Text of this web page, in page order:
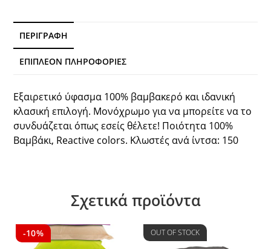
ΠΕΡΙΓΡΑΦΉ
ΕΠΙΠΛΈΟΝ ΠΛΗΡΟΦΟΡΊΕΣ
Εξαιρετικό ύφασμα 100% βαμβακερό και ιδανική
κλασική επιλογή. Μονόχρωμο για να μπορείτε να το
συνδυάζεται όπως εσείς θέλετε! Ποιότητα 100%
Βαμβάκι, Reactive colors. Κλωστές ανά ίντσα: 150
Σχετικά προϊόντα
-10% OUT OF STOCK